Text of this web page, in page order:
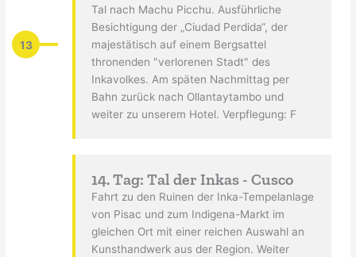
13
Tal nach Machu Picchu. Ausführliche
Besichtigung der „Ciudad Perdida“, der
majestätisch auf einem Bergsattel
thronenden "verlorenen Stadt" des
Inkavolkes. Am späten Nachmittag per
Bahn zurück nach Ollantaytambo und
weiter zu unserem Hotel. Verpflegung: F
14. Tag: Tal der Inkas - Cusco
Fahrt zu den Ruinen der Inka-Tempelanlage
von Pisac und zum Indigena-Markt im
gleichen Ort mit einer reichen Auswahl an
Kunsthandwerk aus der Region. Weiter